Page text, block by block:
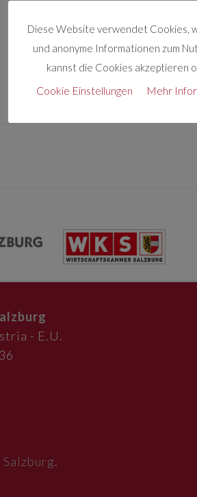
- E.U.
Salzburg.
Diese Website verwendet Cookies,
und anonyme Informationen zum
kannst die Cookies akzeptieren
Cookie Einstellungen Mehr